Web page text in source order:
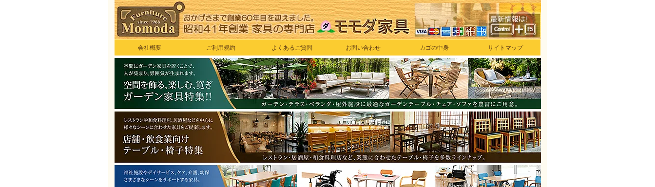
会社概要 ご利用規約 よくあるご質問 お問い合わせ カゴの中身 サイトマップ